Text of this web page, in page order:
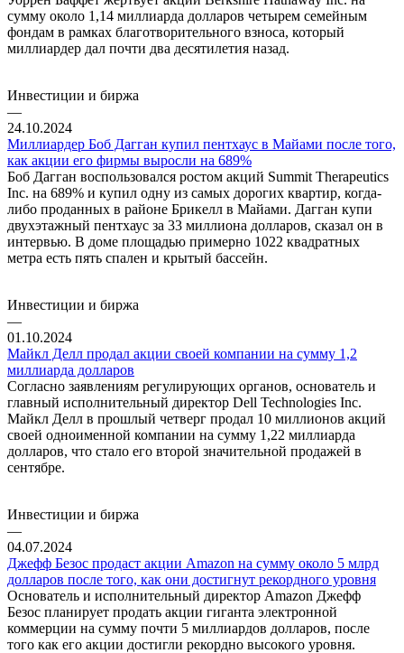
сумму около 1,14 миллиарда долларов четырем семейным
фондам в рамках благотворительного взноса, который
миллиардер дал почти два десятилетия назад.
Инвестиции и биржа
—
24.10.2024
Миллиардер Боб Дагган купил пентхаус в Майами после того,
как акции его фирмы выросли на 689%
Боб Дагган воспользовался ростом акций Summit Therapeutics
Inc. на 689% и купил одну из самых дорогих квартир, когда-
либо проданных в районе Брикелл в Майами. Дагган купи
двухэтажный пентхаус за 33 миллиона долларов, сказал он в
интервью. В доме площадью примерно 1022 квадратных
метра есть пять спален и крытый бассейн.
Инвестиции и биржа
—
01.10.2024
Майкл Делл продал акции своей компании на сумму 1,2
миллиарда долларов
Согласно заявлениям регулирующих органов, основатель и
главный исполнительный директор Dell Technologies Inc.
Майкл Делл в прошлый четверг продал 10 миллионов акций
своей одноименной компании на сумму 1,22 миллиарда
долларов, что стало его второй значительной продажей в
сентябре.
Инвестиции и биржа
—
04.07.2024
Джефф Безос продаст акции Amazon на сумму около 5 млрд
долларов после того, как они достигнут рекордного уровня
Основатель и исполнительный директор Amazon Джефф
Безос планирует продать акции гиганта электронной
коммерции на сумму почти 5 миллиардов долларов, после
того как его акции достигли рекордно высокого уровня.